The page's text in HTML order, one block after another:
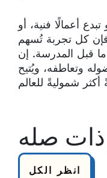
أعمالًا فنية، أو
كل تجربة تُسهم
قبل المدرسة. إن
وتعاطفه، ويُتيح
ذات صله
انظر الكل